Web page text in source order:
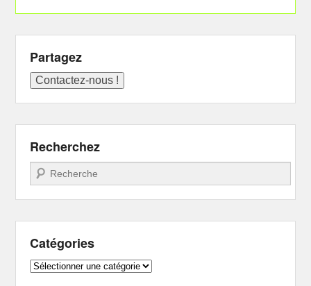
Partagez
Recherchez
Recherche
Catégories
Catégories